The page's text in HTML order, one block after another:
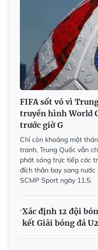
FIFA sốt vó vì
truyền hình World
trước giờ G
Chỉ còn khoảng một
tranh, Trung Quốc vẫn
phát sóng trực tiếp các
đích thân bay sang
SCMP Sport ngày 11.5.
Xác định 12 đội
kết Giải bóng đá